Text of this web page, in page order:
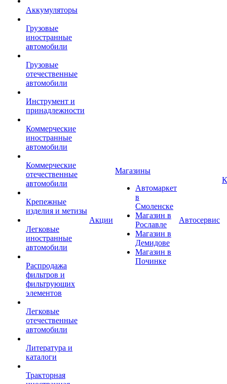
Аккумуляторы
Грузовые
иностранные
автомобили
Грузовые
отечественные
автомобили
Инструмент и
принадлежности
Коммерческие
иностранные
автомобили
Коммерческие
отечественные
автомобили
Крепежные
изделия и метизы
Легковые
иностранные
автомобили
Распродажа
фильтров и
фильтрующих
элементов
Легковые
отечественные
автомобили
Литература и
каталоги
Тракторная
Акции
Магазины
Автомаркет
в
Смоленске
Магазин в
Рославле
Магазин в
Демидове
Магазин в
Починке
Автосервис